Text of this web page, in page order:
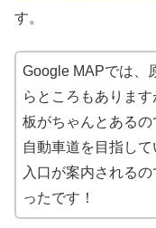
す。
Google MAPでは、
らところもありま
板がちゃんとあるの
自動車道を目指し
入口が案内される
ったです！